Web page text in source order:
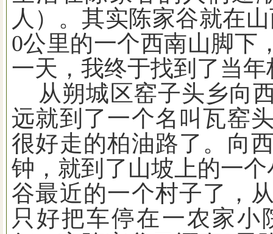
人）。其实陈家谷就在
0公里的一个西南山脚下
一天，我终于找到了当
从朔城区窑子头乡向
远就到了一个名叫瓦窑
很好走的柏油路了。向
钟，就到了山坡上的一个
谷最近的一个村子了，
只好把车停在一农家